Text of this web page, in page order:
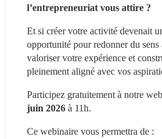
l’entrepreneuriat vous attire ?
Et si créer votre activité devenait
opportunité pour redonner du sens
valoriser votre expérience et
pleinement aligné avec vos
Participez gratuitement à notre
juin 2026 à 11h.
Ce webinaire vous permettra de :